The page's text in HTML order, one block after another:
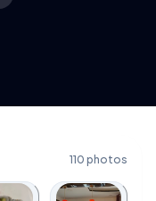
110 photos